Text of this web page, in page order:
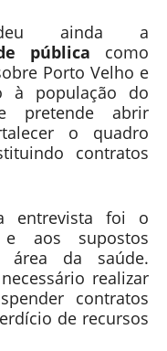
ainda a
pública como
Porto Velho e
à população do
pretende abrir
o quadro
contratos
entrevista foi o
aos supostos
área da saúde.
realizar
contratos
de recursos